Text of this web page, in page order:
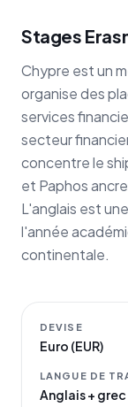
Stages
Chypre est un
organise des
services
secteur
concentre le
et Paphos
L'anglais est
l'année
continentale.
DEVISE
Euro (EUR)
LANGUE DE
Anglais + grec